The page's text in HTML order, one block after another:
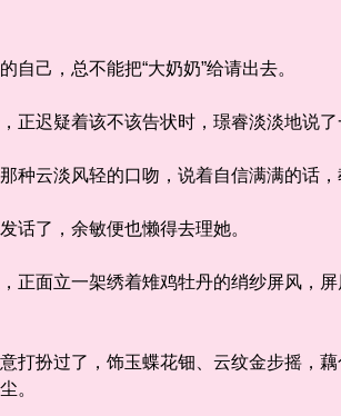
己，总不能把“大奶奶”给请出去。
迟疑着该不该告状时，璟睿淡淡地说了
云淡风轻的口吻，说着自信满满的话，
了，余敏便也懒得去理她。
面立一架绣着雉鸡牡丹的绡纱屏风，屏
扮过了，饰玉蝶花钿、云纹金步摇，藕
。